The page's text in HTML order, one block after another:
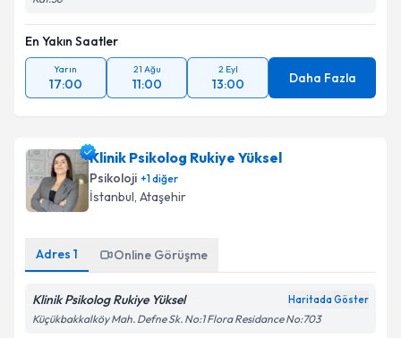
En Yakın Saatler
Yarın
17:00
21 Ağu
11:00
2 Eyl
13:00 Daha Fazla
Klinik Psikolog Rukiye Yüksel
Psikoloji +1diğer
İstanbul, Ataşehir
Adres 1 Online Görüşme
Klinik Psikolog Rukiye Yüksel Haritada Göster
Küçükbakkalköy Mah. Defne Sk. No:1 Flora Residance No:703